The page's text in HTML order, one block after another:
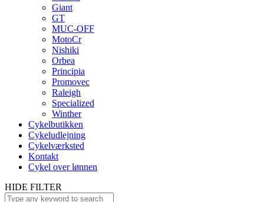
Giant
GT
MUC-OFF
MotoCr
Nishiki
Orbea
Principia
Promovec
Raleigh
Specialized
Winther
Cykelbutikken
Cykeludlejning
Cykelværksted
Kontakt
Cykel over lønnen
HIDE FILTER